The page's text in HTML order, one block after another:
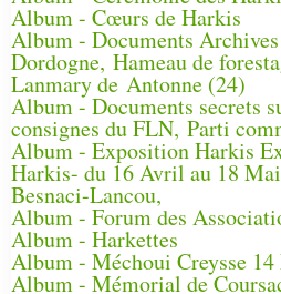
Album - Cœurs de Harkis
Album - Documents
Dordogne, Hameau de
Lanmary de Antonne (24)
Album - Documents secrets
consignes du FLN, Parti
Album - Exposition Harkis
Harkis- du 16 Avril au 18
Besnaci-Lancou,
Album - Forum des
Album - Harkettes
Album - Méchoui Creysse
Album - Mémorial de